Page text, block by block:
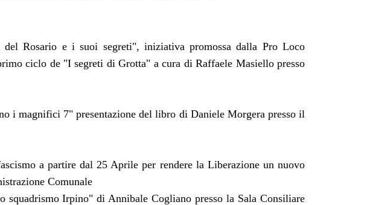
Rosario e i suoi segreti", iniziativa promossa dalla Pro Loco
ciclo de "I segreti di Grotta" a cura di Raffaele Masiello presso
i magnifici 7" presentazione del libro di Daniele Morgera presso il
a partire dal 25 Aprile per rendere la Liberazione un nuovo
Comunale
squadrismo Irpino" di Annibale Cogliano presso la Sala Consiliare